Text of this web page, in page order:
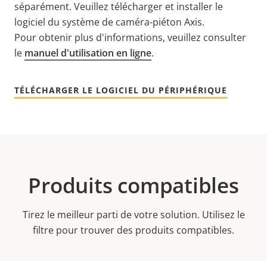
séparément. Veuillez télécharger et installer le
logiciel du système de caméra-piéton Axis.
Pour obtenir plus d'informations, veuillez consulter
le manuel d'utilisation en ligne.
TÉLÉCHARGER LE LOGICIEL DU PÉRIPHÉRIQUE
Produits compatibles
Tirez le meilleur parti de votre solution. Utilisez le
filtre pour trouver des produits compatibles.